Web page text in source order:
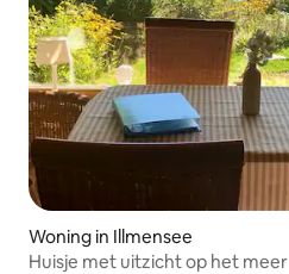
Woning in Illmensee
Huisje met uitzicht op het meer